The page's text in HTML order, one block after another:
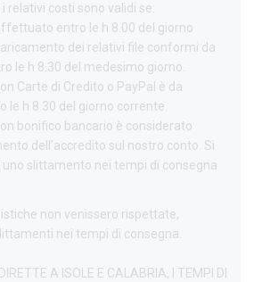
i relativi costi sono validi se:
entro le h 8.00 del giorno
dei relativi file conformi da
le h 8.30 del medesimo giorno.
Carte di Credito o PayPal è da
le h 8.30 del giorno corrente.
bonifico bancario è considerato
dell’accredito sul nostro conto. Si
uno slittamento nei tempi di consegna
non venissero rispettate,
nei tempi di consegna.
A ISOLE E CALABRIA, I TEMPI DI